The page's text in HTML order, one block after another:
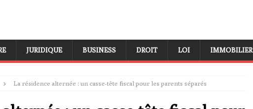
JURIDIQUE BUSINESS DROIT LOI IMMOBILIER
La résidence alternée : un casse-tête fiscal pour les parents séparés